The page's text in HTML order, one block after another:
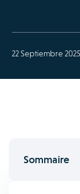
22 Septiembre 2025
Sommaire